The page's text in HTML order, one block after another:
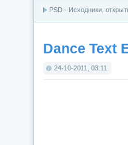
PSD - Исходники,
Dance Text
24-10-2011, 03:11